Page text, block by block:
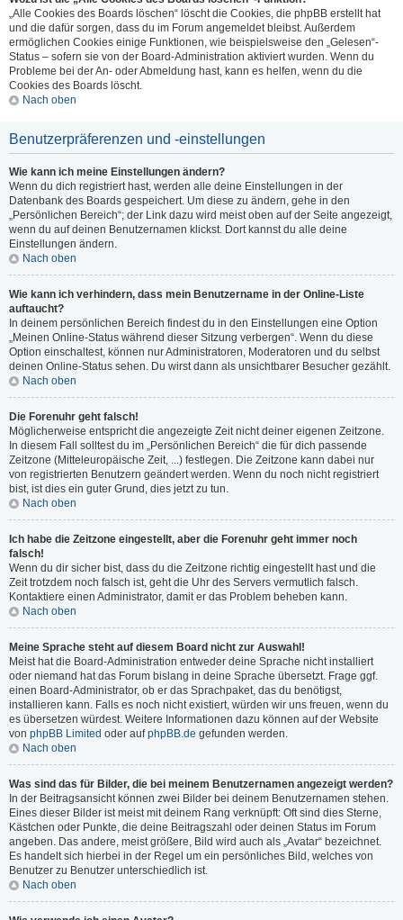
„Alle Cookies des Boards löschen“ löscht die Cookies, die phpBB erstellt hat
und die dafür sorgen, dass du im Forum angemeldet bleibst. Außerdem
ermöglichen Cookies einige Funktionen, wie beispielsweise den „Gelesen“-
Status – sofern sie von der Board-Administration aktiviert wurden. Wenn du
Probleme bei der An- oder Abmeldung hast, kann es helfen, wenn du die
Cookies des Boards löscht.
Nach oben
Benutzerpräferenzen und -einstellungen
Wie kann ich meine Einstellungen ändern?
Wenn du dich registriert hast, werden alle deine Einstellungen in der
Datenbank des Boards gespeichert. Um diese zu ändern, gehe in den
„Persönlichen Bereich“; der Link dazu wird meist oben auf der Seite angezeigt,
wenn du auf deinen Benutzernamen klickst. Dort kannst du alle deine
Einstellungen ändern.
Nach oben
Wie kann ich verhindern, dass mein Benutzername in der Online-Liste
auftaucht?
In deinem persönlichen Bereich findest du in den Einstellungen eine Option
„Meinen Online-Status während dieser Sitzung verbergen“. Wenn du diese
Option einschaltest, können nur Administratoren, Moderatoren und du selbst
deinen Online-Status sehen. Du wirst dann als unsichtbarer Besucher gezählt.
Nach oben
Die Forenuhr geht falsch!
Möglicherweise entspricht die angezeigte Zeit nicht deiner eigenen Zeitzone.
In diesem Fall solltest du im „Persönlichen Bereich“ die für dich passende
Zeitzone (Mitteleuropäische Zeit, ...) festlegen. Die Zeitzone kann dabei nur
von registrierten Benutzern geändert werden. Wenn du noch nicht registriert
bist, ist dies ein guter Grund, dies jetzt zu tun.
Nach oben
Ich habe die Zeitzone eingestellt, aber die Forenuhr geht immer noch
falsch!
Wenn du dir sicher bist, dass du die Zeitzone richtig eingestellt hast und die
Zeit trotzdem noch falsch ist, geht die Uhr des Servers vermutlich falsch.
Kontaktiere einen Administrator, damit er das Problem beheben kann.
Nach oben
Meine Sprache steht auf diesem Board nicht zur Auswahl!
Meist hat die Board-Administration entweder deine Sprache nicht installiert
oder niemand hat das Forum bislang in deine Sprache übersetzt. Frage ggf.
einen Board-Administrator, ob er das Sprachpaket, das du benötigst,
installieren kann. Falls es noch nicht existiert, würden wir uns freuen, wenn du
es übersetzen würdest. Weitere Informationen dazu können auf der Website
von phpBB Limited oder aufphpBB.de gefunden werden.
Nach oben
Was sind das für Bilder, die bei meinem Benutzernamen angezeigt werden?
In der Beitragsansicht können zwei Bilder bei deinem Benutzernamen stehen.
Eines dieser Bilder ist meist mit deinem Rang verknüpft: Oft sind dies Sterne,
Kästchen oder Punkte, die deine Beitragszahl oder deinen Status im Forum
angeben. Das andere, meist größere, Bild wird auch als „Avatar“ bezeichnet.
Es handelt sich hierbei in der Regel um ein persönliches Bild, welches von
Benutzer zu Benutzer unterschiedlich ist.
Nach oben